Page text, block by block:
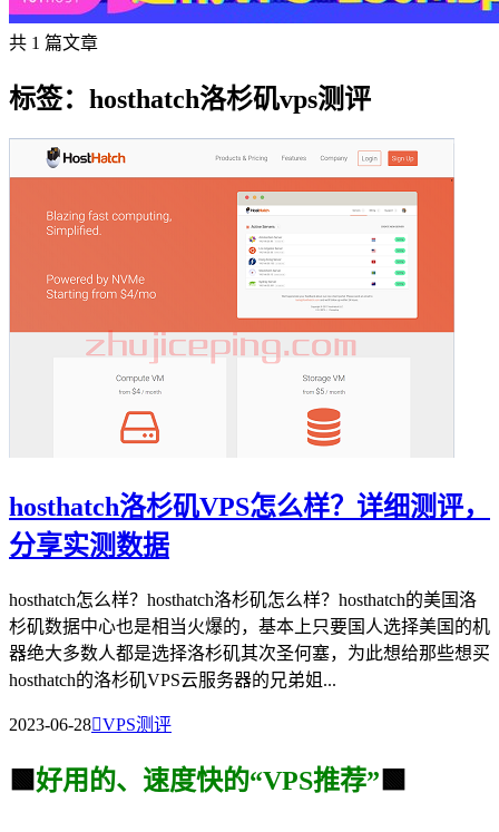
共 1 篇文章
标签：hosthatch洛杉矶vps测评
hosthatch洛杉矶VPS怎么样？详细测评，
分享实测数据
hosthatch怎么样？hosthatch洛杉矶怎么样？hosthatch的美国洛
杉矶数据中心也是相当火爆的，基本上只要国人选择美国的机
器绝大多数人都是选择洛杉矶其次圣何塞，为此想给那些想买
hosthatch的洛杉矶VPS云服务器的兄弟姐...
2023-06-28VPS测评
🟩 好用的、速度快的“VPS推荐” 🟩